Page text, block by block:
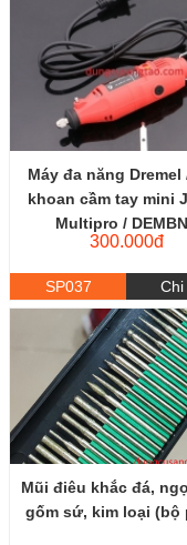
Máy đa năng Dremel
khoan cầm tay mini
Multipro /
300.000đ
SP037 Chi
Mũi điêu khắc đá,
gốm sứ, kim loại (bộ